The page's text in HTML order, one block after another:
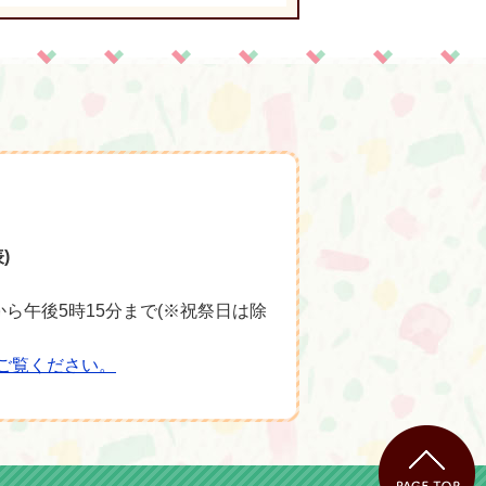
活支援事業ホームページ
)
ら午後5時15分まで(※祝祭日は除
ください。